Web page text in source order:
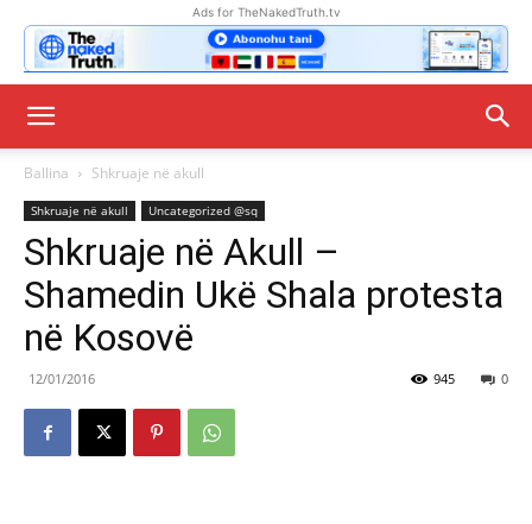
Ads for TheNakedTruth.tv
Ballina Shkruaje në akull
Shkruaje në akull Uncategorized @sq
Shkruaje në Akull –
Shamedin Ukë Shala protesta
në Kosovë
12/01/2016 0
945